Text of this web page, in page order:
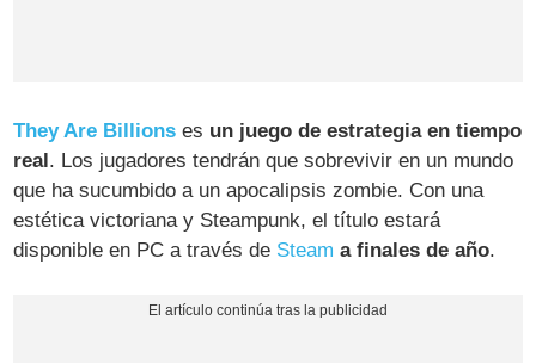
They Are Billions es un juego de estrategia en tiempo
real. Los jugadores tendrán que sobrevivir en un mundo
que ha sucumbido a un apocalipsis zombie. Con una
estética victoriana y Steampunk, el título estará
disponible en PC a través de Steam a finales de año.